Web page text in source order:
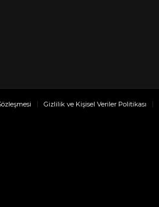
Gizlilik ve Kişisel Veriler Politikası